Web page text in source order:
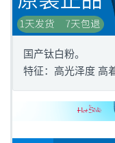
国产钛白粉。
特征：高光泽度 高